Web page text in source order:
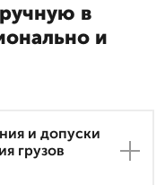
в
и
и допуски
грузов